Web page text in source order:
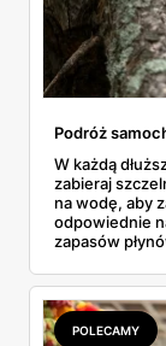
Podróż
W każdą
zabieraj
na wodę, aby
odpowiednie
zapasów
kupowania
izolujący
butelka na
POLECAMY